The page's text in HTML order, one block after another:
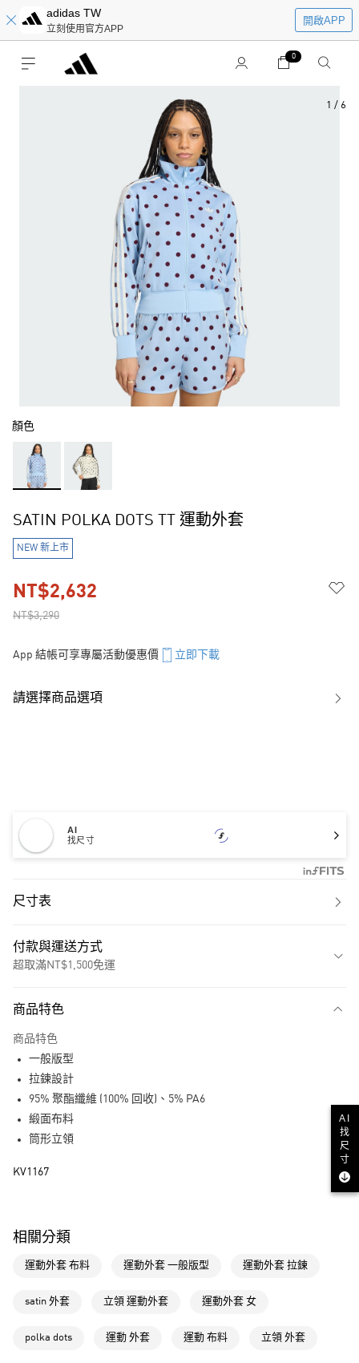
adidas TW
立刻使用官方APP
開啟APP
0
1 / 6
顏色
SATIN POLKA DOTS TT 運動外套
NEW 新上市
NT$3,290
NT$2,632
App 結帳可享專屬活動優惠價 立即下載
請選擇商品選項
AI
找尺寸
尺寸表
付款與運送方式
超取滿NT$1,500免運
LINE Pay
全家取貨付款
付款後全家取貨
每筆NT$80，滿NT$1,500(含以上)免運費
商品特色
商品特色
一般版型
拉鍊設計
95% 聚酯纖維 (100% 回收)、5% PA6
緞面布料
筒形立領
KV1167
相關分類
運動外套 布料 運動外套 一般版型 運動外套 拉鍊
satin 外套 立領 運動外套 運動外套 女
polka dots 運動 外套 運動 布料 立領 外套
AI
找
尺
寸